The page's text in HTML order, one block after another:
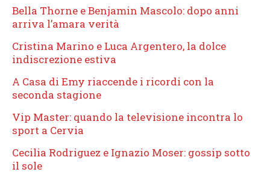
Bella Thorne e Benjamin Mascolo: dopo anni
arriva l’amara verità
Cristina Marino e Luca Argentero, la dolce
indiscrezione estiva
A Casa di Emy riaccende i ricordi con la
seconda stagione
Vip Master: quando la televisione incontra lo
sport a Cervia
Cecilia Rodriguez e Ignazio Moser: gossip sotto
il sole